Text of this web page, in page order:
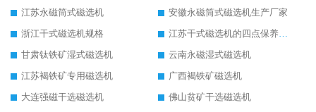
江苏永磁筒式磁选机
安徽永磁筒式磁选机生产厂家
浙江干式磁选机规格
江苏干式磁选机的四点保养秘籍
甘肃钛铁矿湿式磁选机
云南永磁湿式磁选机
江苏褐铁矿专用磁选机
广西褐铁矿磁选机
大连强磁干选磁选机
佛山贫矿干选磁选机